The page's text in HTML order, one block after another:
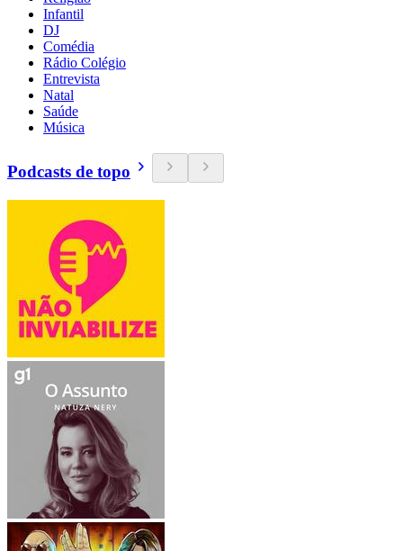
Infantil
DJ
Comédia
Rádio Colégio
Entrevista
Natal
Saúde
Música
Podcasts de topo